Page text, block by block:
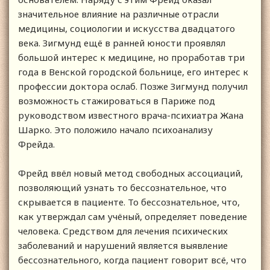
значительное влияние на различные отрасли
медицины, социологии и искусства двадцатого
века. Зигмунд ещё в ранней юности проявлял
большой интерес к медицине, но проработав три
года в Венской городской больнице, его интерес к
профессии доктора ослаб. Позже Зигмунд получил
возможность стажироваться в Париже под
руководством известного врача-психиатра Жана
Шарко. Это положило начало психоанализу
Фрейда.
Фрейд ввёл новый метод свободных ассоциаций,
позволяющий узнать то бессознательное, что
скрывается в пациенте. То бессознательное, что,
как утверждал сам учёный, определяет поведение
человека. Средством для лечения психических
заболеваний и нарушений является выявление
бессознательного, когда пациент говорит всё, что